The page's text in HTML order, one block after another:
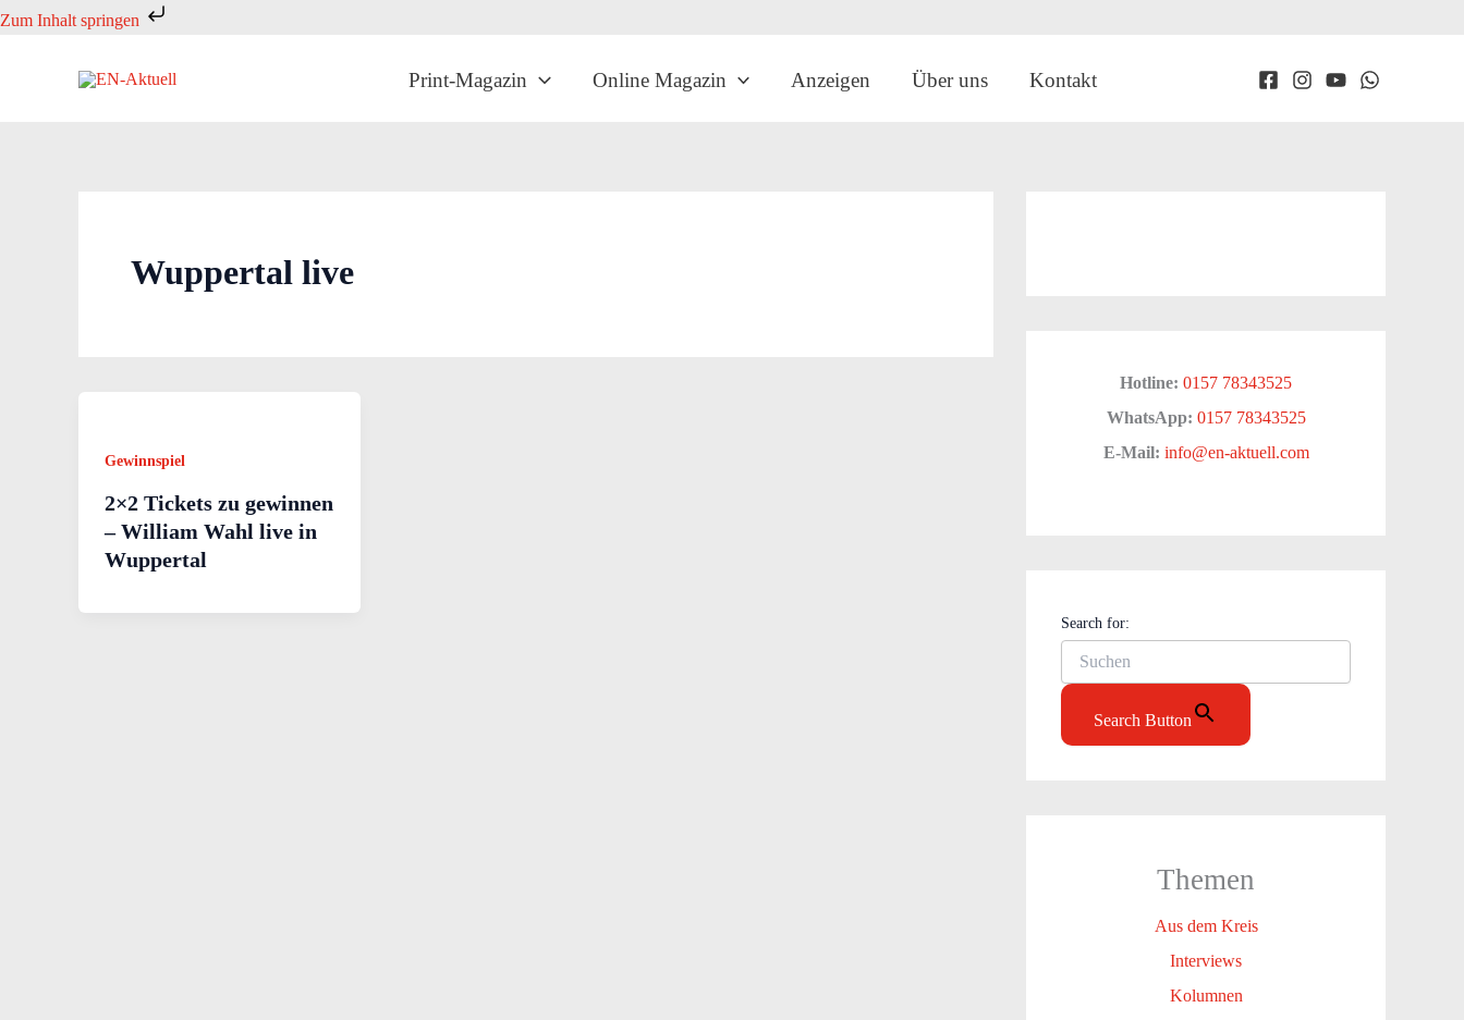
Zum Inhalt springen
Zum
Print-Magazin Online Magazin Anzeigen Über uns Kontakt
Wuppertal live
Gewinnspiel
2×2 Tickets zu gewinnen
– William Wahl live in
Wuppertal
Hotline: 0157 78343525
WhatsApp: 0157 78343525
E-Mail: info@en-aktuell.com
Search for:
Search Button
Themen
Aus dem Kreis
Interviews
Kolumnen